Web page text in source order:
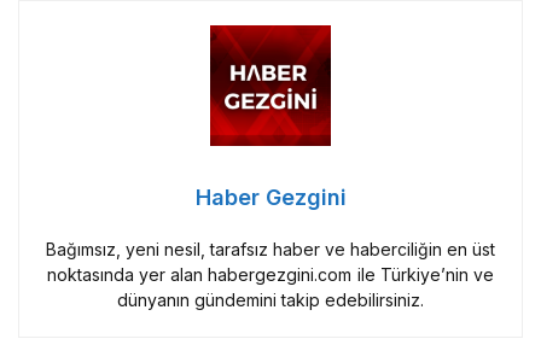
Haber Gezgini
Bağımsız, yeni nesil, tarafsız haber ve haberciliğin en üst
noktasında yer alan habergezgini.com ile Türkiye’nin ve
dünyanın gündemini takip edebilirsiniz.